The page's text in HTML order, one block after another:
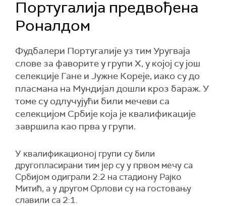
Португалија предвођена
Роналдом
Фудбалери Португалије уз тим Уругваја
слове за фаворите у групи Х, у којој су још
селекције Гане и Јужне Кореје, иако су до
пласмана на Мундијал дошли кроз бараж. У
томе су одлучујући били мечеви са
селекцијом Србије која је квалификације
завршила као прва у групи.
У квалификационој групи су били
другопласирани тим јер су у првом мечу са
Србијом одиграли 2:2 на стадиону Рајко
Митић, а у другом Орлови су на гостовању
славили са 2:1.